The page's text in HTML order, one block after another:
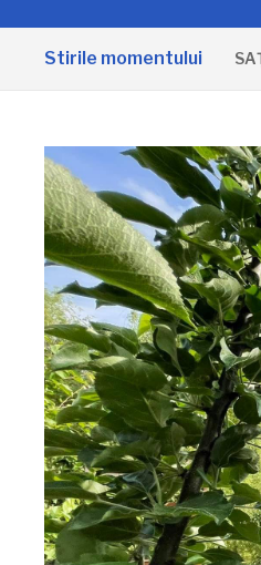
Stirile momentului
ANIVERSAȚII